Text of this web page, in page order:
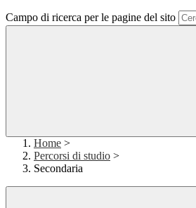
Campo di ricerca per le pagine del sito
Home >
Percorsi di studio >
Secondaria